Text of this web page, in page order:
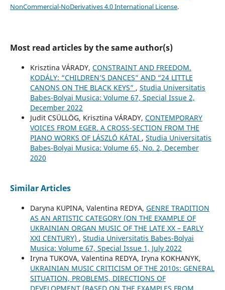
NonCommercial-NoDerivatives 4.0 International License.
Most read articles by the same author(s)
Krisztina VÁRADY, CONSTRAINT AND FREEDOM.
KODÁLY: “CHILDREN’S DANCES” AND “24 LITTLE
CANONS ON THE BLACK KEYS” , Studia Universitatis
Babes-Bolyai Musica: Volume 67, Special Issue 2,
December 2022
Judit CSÜLLÖG, Krisztina VÁRADY, CONTEMPORARY
VOICES FROM EGER. A CROSS-SECTION FROM THE
PIANO WORKS OF LÁSZLÓ KÁTAI , Studia Universitatis
Babes-Bolyai Musica: Volume 65, No. 2, December
2020
Similar Articles
Daryna KUPINA, Valentina REDYA, GENRE TRADITION
AS AN ARTISTIC CATEGORY (ON THE EXAMPLE OF
UKRAINIAN ORGAN MUSIC OF THE LATE XX – EARLY
XXI CENTURY) , Studia Universitatis Babes-Bolyai
Musica: Volume 67, Special Issue 1, July 2022
Iryna TUKOVA, Valentina REDYA, Iryna KOKHANYK,
UKRAINIAN MUSIC CRITICISM OF THE 2010s: GENERAL
SITUATION, PROBLEMS, DIRECTIONS OF